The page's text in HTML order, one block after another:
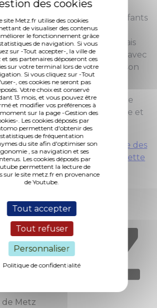
site Metz.fr utilise des cookies
de visualiser des contenus
le fonctionnement grâce
de navigation. Si vous
sur -Tout accepter-, la ville de
et ses partenaires déposeront ces
sur votre terminal lors de votre
Si vous cliquez sur -Tout
, ces cookies ne seront pas
Votre choix est conservé
13 mois, et vous pouvez être
et modifier vos préférences à
sur la page -Gestion des
. Les cookies déposés par
permettent d'obtenir des
statistiques de fréquentation
du site afin d'optimiser son
, sa navigation et ses
Les cookies déposés par
permettent la lecture de
sur le site metz.fr en provenance
de Youtube.
Tout accepter
Tout refuser
Personnaliser
Politique de confidentialité
arbre ou des arbres en
Aucune consigne : les enfants
le ou les arbres qui leur
être pas le plus beau mais
aiment : un arbre à cabane, avec
avec des fruits, l'arbre de son
ainsi en lumière, de manière
leur vision de la nature et
à sa préservation.
dans le cadre du
cycle des
biodiversité dont le thème, cette
Metz